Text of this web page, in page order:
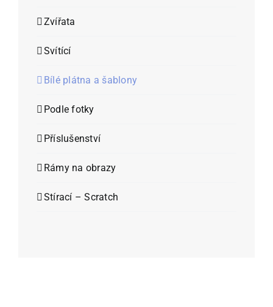
Zvířata
Svítící
Bílé plátna a šablony
Podle fotky
Příslušenství
Rámy na obrazy
Stírací – Scratch